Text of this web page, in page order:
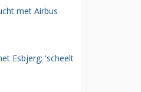
met Airbus
Esbjerg: 'scheelt